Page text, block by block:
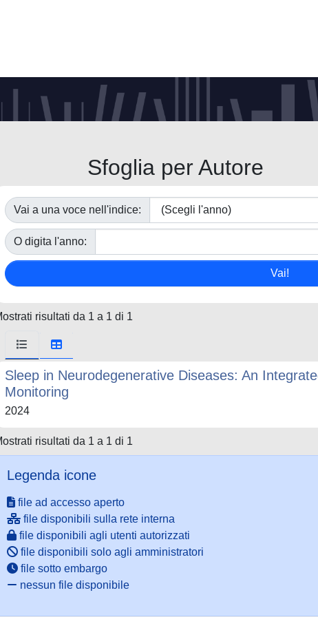
Sfoglia per Autore
Vai a una voce nell'indice:
O digita l'anno:
risultati da 1 a 1 di 1
Sleep in Neurodegenerative Diseases: An
Monitoring
2024
risultati da 1 a 1 di 1
Legenda icone
file ad accesso aperto
file disponibili sulla rete interna
file disponibili agli utenti autorizzati
file disponibili solo agli amministratori
file sotto embargo
nessun file disponibile